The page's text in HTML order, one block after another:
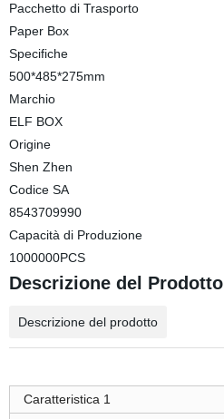
Pacchetto di Trasporto
Paper Box
Specifiche
500*485*275mm
Marchio
ELF BOX
Origine
Shen Zhen
Codice SA
8543709990
Capacità di Produzione
1000000PCS
Descrizione del Prodotto
Descrizione del prodotto
Caratteristica 1